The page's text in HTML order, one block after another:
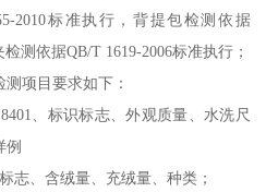
2010标准执行，背提包检测依据
测依据QB/T 1619-2006标准执行；
项目要求如下：
、标识标志、外观质量、水洗尺
例
志、含绒量、充绒量、种类；